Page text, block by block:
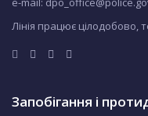
Лінія працює цілодобово,
Запобігання і